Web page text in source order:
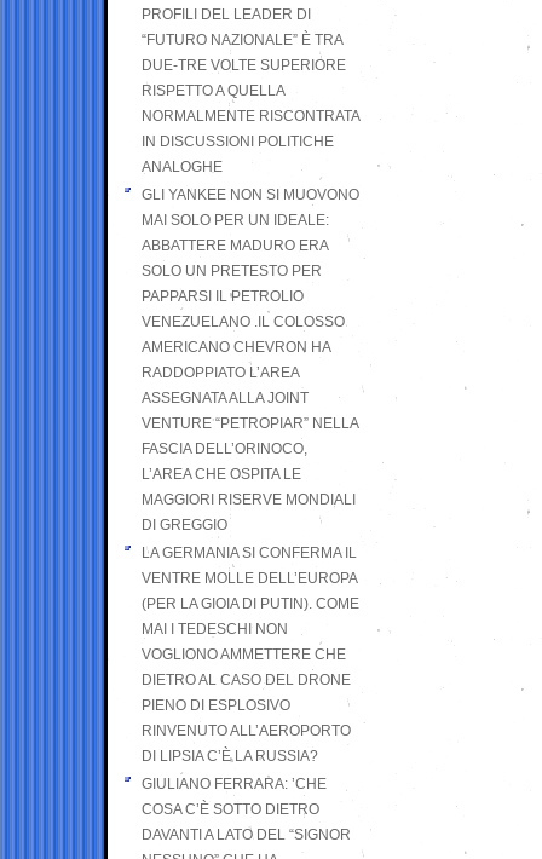
PROFILI DEL LEADER DI
“FUTURO NAZIONALE” È TRA
DUE-TRE VOLTE SUPERIORE
RISPETTO A QUELLA
NORMALMENTE RISCONTRATA
IN DISCUSSIONI POLITICHE
ANALOGHE
GLI YANKEE NON SI MUOVONO
MAI SOLO PER UN IDEALE:
ABBATTERE MADURO ERA
SOLO UN PRETESTO PER
PAPPARSI IL PETROLIO
VENEZUELANO .IL COLOSSO
AMERICANO CHEVRON HA
RADDOPPIATO L’AREA
ASSEGNATA ALLA JOINT
VENTURE “PETROPIAR” NELLA
FASCIA DELL’ORINOCO,
L’AREA CHE OSPITA LE
MAGGIORI RISERVE MONDIALI
DI GREGGIO
LA GERMANIA SI CONFERMA IL
VENTRE MOLLE DELL’EUROPA
(PER LA GIOIA DI PUTIN). COME
MAI I TEDESCHI NON
VOGLIONO AMMETTERE CHE
DIETRO AL CASO DEL DRONE
PIENO DI ESPLOSIVO
RINVENUTO ALL’AEROPORTO
DI LIPSIA C’È LA RUSSIA?
GIULIANO FERRARA: ’CHE
COSA C’È SOTTO DIETRO
DAVANTI A LATO DEL “SIGNOR